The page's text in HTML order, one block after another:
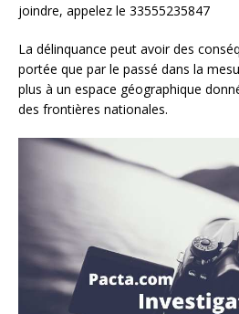
joindre, appelez le 33555235847
La délinquance peut avoir des
portée que par le passé dans la
plus à un espace géographique
des frontières nationales.